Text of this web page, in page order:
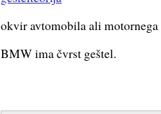
okvir avtomobila ali motornega
BMW ima čvrst geštel.